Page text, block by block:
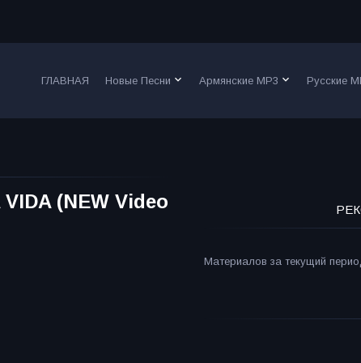
ГЛАВНАЯ Новые Песни keyboard_arrow_down Армянские MP3 keyboard_arrow_down Русские
(NEW Video
Материалов за текущий